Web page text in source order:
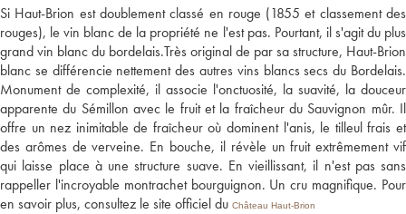
Si Haut-Brion est doublement classé en rouge (1855 et classement des
rouges), le vin blanc de la propriété ne l'est pas. Pourtant, il s'agit du plus
grand vin blanc du bordelais.Très original de par sa structure, Haut-Brion
blanc se différencie nettement des autres vins blancs secs du Bordelais.
Monument de complexité, il associe l'onctuosité, la suavité, la douceur
apparente du Sémillon avec le fruit et la fraîcheur du Sauvignon mûr. Il
offre un nez inimitable de fraîcheur où dominent l'anis, le tilleul frais et
des arômes de verveine. En bouche, il révèle un fruit extrêmement vif
qui laisse place à une structure suave. En vieillissant, il n'est pas sans
rappeller l'incroyable montrachet bourguignon. Un cru magnifique. Pour
en savoir plus, consultez le site officiel du Château Haut-Brion